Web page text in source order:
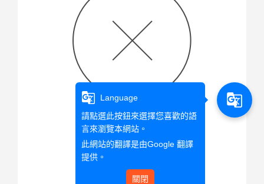
查無此文章資料
回首頁
g_translate
Language
請點選此按鈕來選擇您喜歡的語
言來瀏覽本網站。
此網站的翻譯是由Google 翻譯
提供。
關閉
g_translate